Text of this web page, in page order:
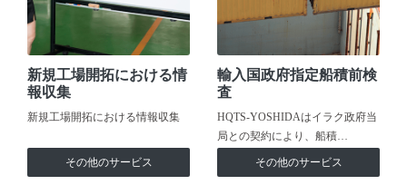
新規工場開拓における情
報収集
新規工場開拓における情報収集
その他のサービス
輸入国政府指定船積前検
査
HQTS-YOSHIDAはイラク政府当
局との契約により、船積…
その他のサービス